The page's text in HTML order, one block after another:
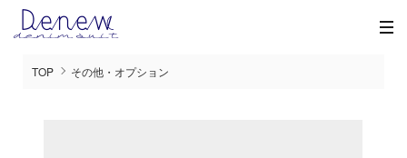
TOP その他・オプション